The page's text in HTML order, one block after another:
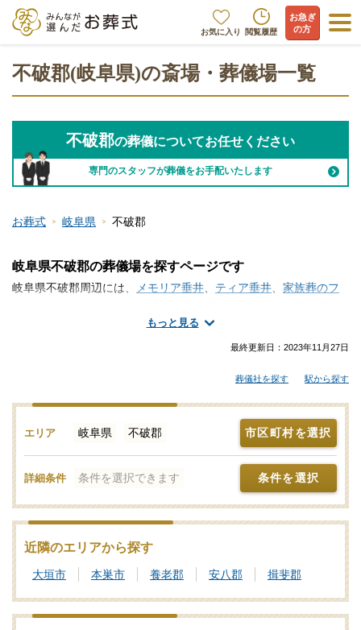
お気に入り 閲覧履歴
お急ぎ
の方
不破郡(岐阜県)の斎場・葬儀場一覧
不破郡の葬儀についてお任せください
専門のスタッフが葬儀をお手配いたします
お葬式 岐阜県 不破郡
もっと見る
岐阜県不破郡の葬儀場を探すページです
岐阜県不破郡周辺には、 メモリア垂井、 ティア垂井、 家族葬のフ
斎場・葬儀場の情報をお探しですか？家族葬や一日葬・火葬式な
どの葬儀を行う場所は、ご自宅や寺院の式場、便利な総合斎場や
式」では、斎場やセレモニーホールを調査。それぞれの機能や評
価などをご覧いただき、申込みの流れなど、ご不明点があれば、
些細と思われることでも遠慮なくお電話でご相談ください。家族
葬や一日葬、火葬式をどこで行うのがよいか？その選び方や段取
りの仕方をはじめ、式場・火葬場の手配までを含めてサポートい
たします。不破郡で利用者が多い式場・火葬場、参列者が集まり
認・利用状況などのお問合せも承りますので、まずはご相談くだ
さい。写真を見ながら場所の雰囲気や価格相場を近隣の斎場・葬
儀場とで比較したり、新設セレモニーホールなどの最新情報をチ
ェックしたりなどの情報収集を行って不破郡の最適な斎場・葬儀
場をご確認ください。
最終更新日： 2023年11月27日
葬儀社を探す 駅から探す
エリア 岐阜県 不破郡 市区町村を選択
詳細条件 条件を選択できます 条件を選択
近隣のエリアから探す
大垣市 本巣市 養老郡 安八郡 揖斐郡